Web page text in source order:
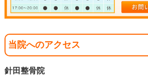
当院へのアクセス
針田整骨院